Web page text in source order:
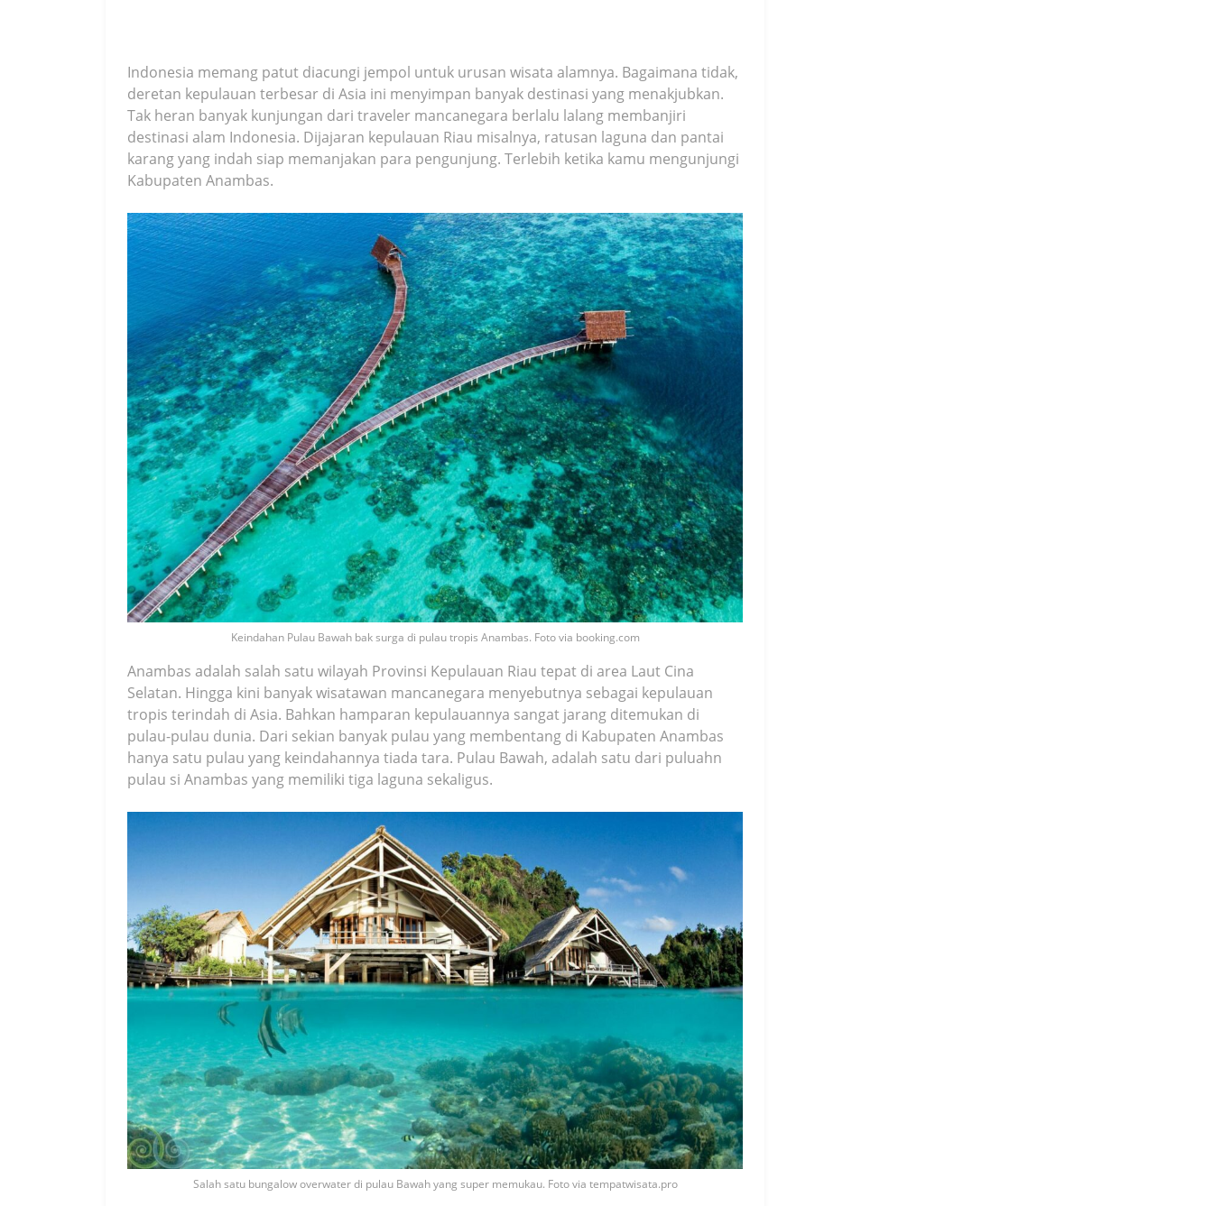
Indonesia memang patut diacungi jempol untuk urusan wisata alamnya. Bagaimana tidak,
deretan kepulauan terbesar di Asia ini menyimpan banyak destinasi yang menakjubkan.
Tak heran banyak kunjungan dari traveler mancanegara berlalu lalang membanjiri
destinasi alam Indonesia. Dijajaran kepulauan Riau misalnya, ratusan laguna dan pantai
karang yang indah siap memanjakan para pengunjung. Terlebih ketika kamu mengunjungi
Kabupaten Anambas.
Keindahan Pulau Bawah bak surga di pulau tropis Anambas. Foto via booking.com
Anambas adalah salah satu wilayah Provinsi Kepulauan Riau tepat di area Laut Cina
Selatan. Hingga kini banyak wisatawan mancanegara menyebutnya sebagai kepulauan
tropis terindah di Asia. Bahkan hamparan kepulauannya sangat jarang ditemukan di
pulau-pulau dunia. Dari sekian banyak pulau yang membentang di Kabupaten Anambas
hanya satu pulau yang keindahannya tiada tara. Pulau Bawah, adalah satu dari puluahn
pulau si Anambas yang memiliki tiga laguna sekaligus.
Salah satu bungalow overwater di pulau Bawah yang super memukau. Foto via tempatwisata.pro